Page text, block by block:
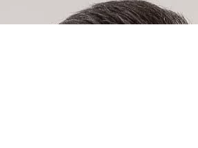
туралы